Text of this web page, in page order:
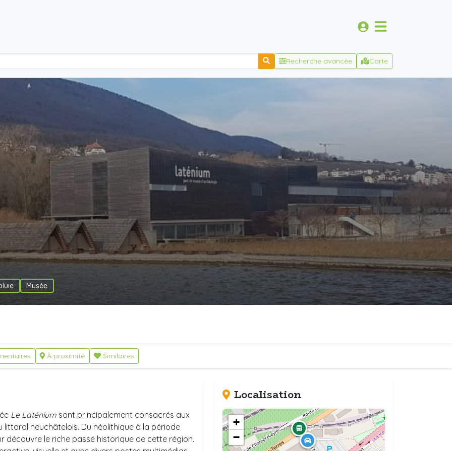
Recherche avancée Carte
Musée
À proximité Similaires
Le Laténium sont principalement consacrés aux
neuchâtelois. Du néolithique à la période
découvre le riche passé historique de cette région.
Localisation
+
−